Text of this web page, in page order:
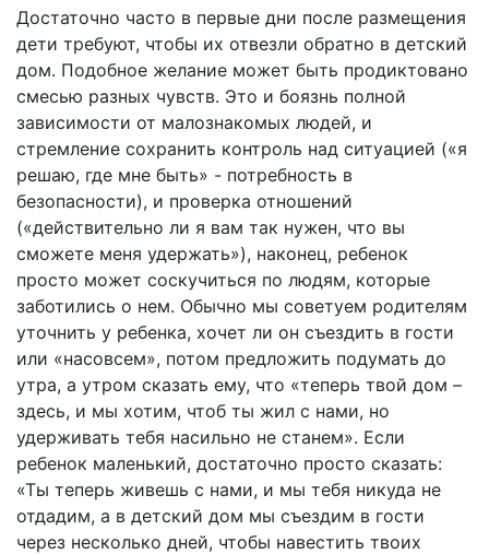
Достаточно часто в первые дни после размещения
дети требуют, чтобы их отвезли обратно в детский
дом. Подобное желание может быть продиктовано
смесью разных чувств. Это и боязнь полной
зависимости от малознакомых людей, и
стремление сохранить контроль над ситуацией («я
решаю, где мне быть» - потребность в
безопасности), и проверка отношений
(«действительно ли я вам так нужен, что вы
сможете меня удержать»), наконец, ребенок
просто может соскучиться по людям, которые
заботились о нем. Обычно мы советуем родителям
уточнить у ребенка, хочет ли он съездить в гости
или «насовсем», потом предложить подумать до
утра, а утром сказать ему, что «теперь твой дом –
здесь, и мы хотим, чтоб ты жил с нами, но
удерживать тебя насильно не станем». Если
ребенок маленький, достаточно просто сказать:
«Ты теперь живешь с нами, и мы тебя никуда не
отдадим, а в детский дом мы съездим в гости
через несколько дней, чтобы навестить твоих